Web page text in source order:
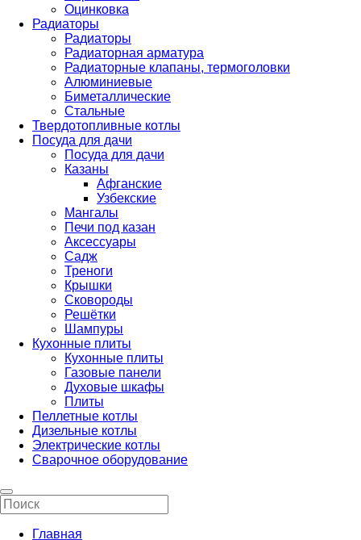
Оцинковка
Радиаторы
Радиаторы
Радиаторная арматура
Радиаторные клапаны, термоголовки
Алюминиевые
Биметаллические
Стальные
Твердотопливные котлы
Посуда для дачи
Посуда для дачи
Казаны
Афганские
Узбекские
Мангалы
Печи под казан
Аксессуары
Садж
Треноги
Крышки
Сковороды
Решётки
Шампуры
Кухонные плиты
Кухонные плиты
Газовые панели
Духовые шкафы
Плиты
Пеллетные котлы
Дизельные котлы
Электрические котлы
Сварочное оборудование
Главная